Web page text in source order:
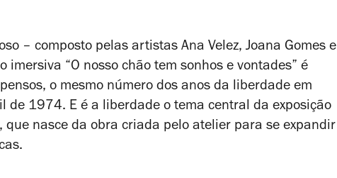
– composto pelas artistas Ana Velez, Joana Gomes e
“O nosso chão tem sonhos e vontades” é
o mesmo número dos anos da liberdade em
de 1974. E é a liberdade o tema central da exposição
que nasce da obra criada pelo atelier para se expandir